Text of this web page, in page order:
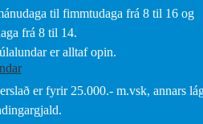
til fimmtudaga frá 8 til 16 og
frá 8 til 14.
er alltaf opin.
er fyrir 25.000.- m.vsk, annars